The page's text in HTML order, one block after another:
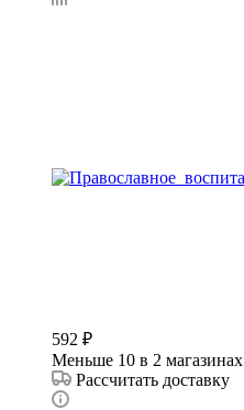
592 ₽
Меньше 10 в 2 магазинах
Рассчитать доставку